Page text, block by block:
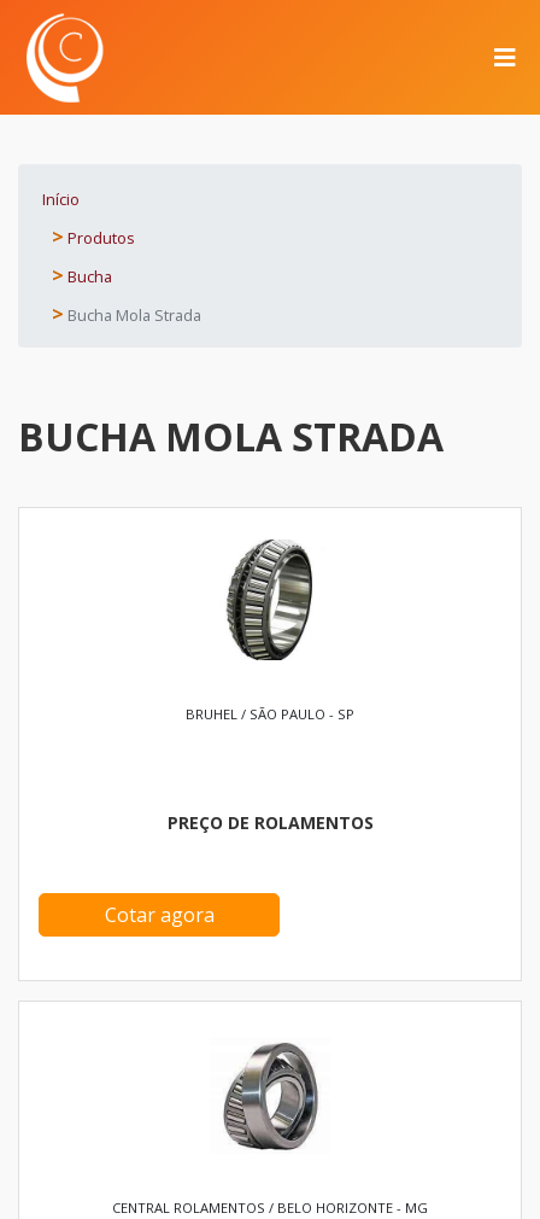
Início
Produtos
Bucha
Bucha Mola Strada
BUCHA MOLA STRADA
BRUHEL / SÃO PAULO - SP
PREÇO DE ROLAMENTOS
Cotar agora
CENTRAL ROLAMENTOS / BELO HORIZONTE - MG